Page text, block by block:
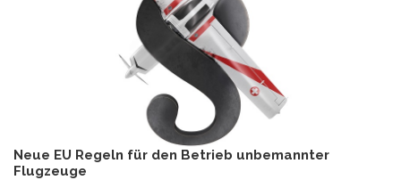
Neue EU Regeln für den Betrieb unbemannter
Flugzeuge